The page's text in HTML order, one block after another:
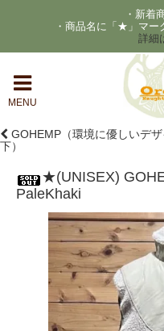
・新着
・商品名に「★」マー
詳細
MENU
GOHEMP（環境に優しいデ
下）
★(UNISEX)
PaleKhaki